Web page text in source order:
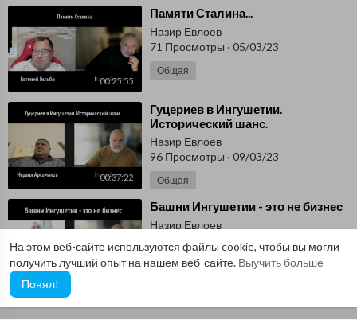
На этом веб-сайте используются файлы cookie, чтобы вы могли
получить лучший опыт на нашем веб-сайте. Выучить больше
Понял!
00:25:55
⁣Памяти Сталина...
Назир Евлоев
71 Просмотры · 05/03/23
Общая
00:37:22
⁣Гуцериев в Ингушетии.
Исторический шанс.
Назир Евлоев
96 Просмотры · 09/03/23
Общая
⁣Башни Ингушетии - это не бизнес
Назир Евлоев
71 Просмотры
10/03/23
Общая